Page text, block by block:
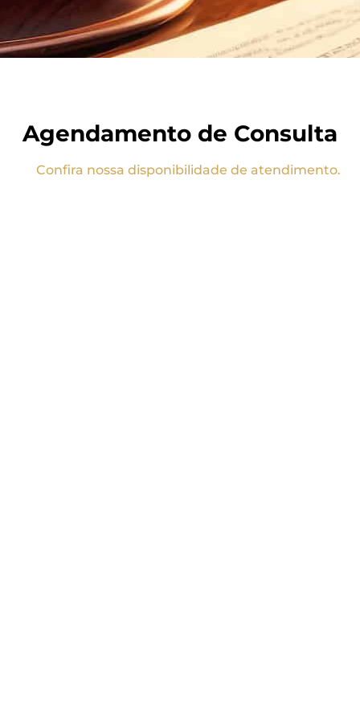
Agendamento de Consulta
Confira nossa disponibilidade de atendimento.